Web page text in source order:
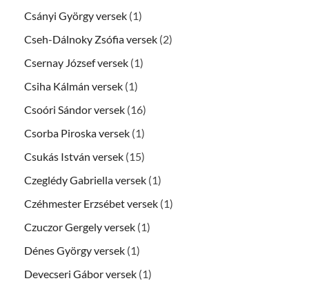
Csányi György versek (1)
Cseh-Dálnoky Zsófia versek (2)
Csernay József versek (1)
Csiha Kálmán versek (1)
Csoóri Sándor versek (16)
Csorba Piroska versek (1)
Csukás István versek (15)
Czeglédy Gabriella versek (1)
Czéhmester Erzsébet versek (1)
Czuczor Gergely versek (1)
Dénes György versek (1)
Devecseri Gábor versek (1)